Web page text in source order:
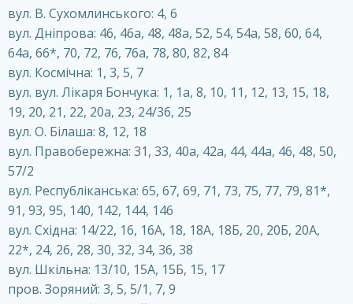
вул. В. Сухомлинського: 4, 6
вул. Дніпрова: 46, 46а, 48, 48а, 52, 54, 54а, 58, 60, 64,
64а, 66*, 70, 72, 76, 76а, 78, 80, 82, 84
вул. Космічна: 1, 3, 5, 7
вул. вул. Лікаря Бончука: 1, 1а, 8, 10, 11, 12, 13, 15, 18,
19, 20, 21, 22, 20а, 23, 24/36, 25
вул. О. Білаша: 8, 12, 18
вул. Правобережна: 31, 33, 40а, 42а, 44, 44а, 46, 48, 50,
57/2
вул. Республіканська: 65, 67, 69, 71, 73, 75, 77, 79, 81*,
91, 93, 95, 140, 142, 144, 146
вул. Східна: 14/22, 16, 16А, 18, 18А, 18Б, 20, 20Б, 20А,
22*, 24, 26, 28, 30, 32, 34, 36, 38
вул. Шкільна: 13/10, 15А, 15Б, 15, 17
пров. Зоряний: 3, 5, 5/1, 7, 9